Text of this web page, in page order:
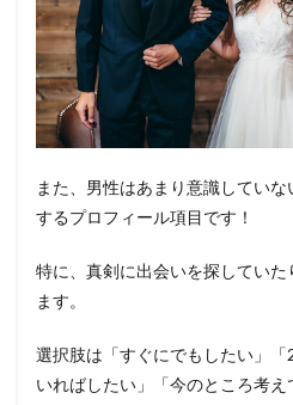
また、男性はあまり意識してい
するプロフィール項目です！
特に、真剣に出会いを探してい
ます。
選択肢は「すぐにでもしたい」
いればしたい」「今のところ考え